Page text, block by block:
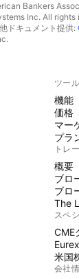
Bankers
Inc. All rights
ドキュメント提供:
ツー
機能
価格
マー
プラ
トレ
概要
ブロ
ブロ
The
スペ
CME
米国
会社